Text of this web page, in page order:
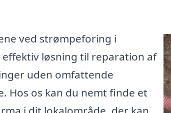
ved strømpeforing i
effektiv løsning til reparation af
uden omfattende
Hos os kan du nemt finde et